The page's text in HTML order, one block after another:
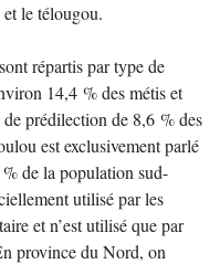
le télougou.
répartis par type de
14,4 % des métis et
prédilection de 8,6 % des
est exclusivement parlé
de la population sud-
utilisé par les
et n’est utilisé que par
province du Nord, on